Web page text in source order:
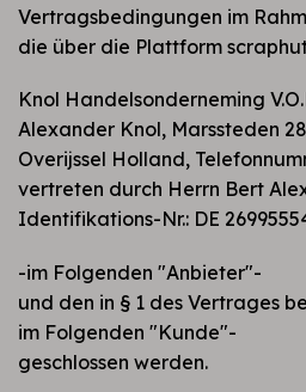
Vertragsbedingungen im
die über die Plattform
Knol Handelsonderneming
Alexander Knol, Marssteden
Overijssel Holland,
vertreten durch Herrn Bert
Identifikations-Nr.: DE
-im Folgenden "Anbieter"-
und den in § 1 des Vertrages
im Folgenden "Kunde"-
geschlossen werden.